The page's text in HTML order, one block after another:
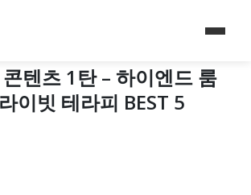
텐츠 1탄 – 하이엔드 룸
이빗 테라피 BEST 5